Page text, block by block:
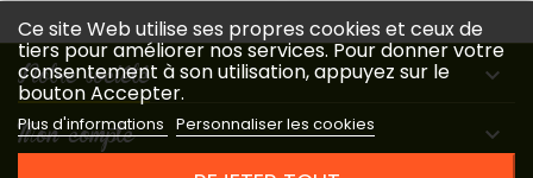
Notre société 
Mon compte 
Ce site Web utilise ses propres cookies et ceux de
tiers pour améliorer nos services. Pour donner votre
consentement à son utilisation, appuyez sur le
bouton Accepter.
Plus d'informations Personnaliser les cookies